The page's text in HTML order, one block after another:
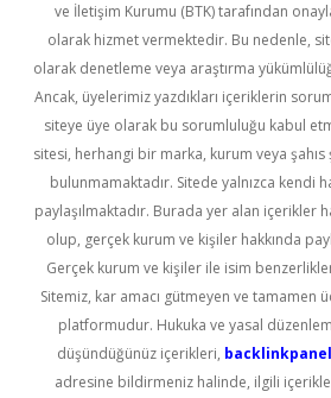
ve İletişim Kurumu (BTK) tarafından
olarak hizmet vermektedir. Bu nedenle,
olarak denetleme veya araştırma
Ancak, üyelerimiz yazdıkları içeriklerin
siteye üye olarak bu sorumluluğu kabul
sitesi, herhangi bir marka, kurum veya şahıs
bulunmamaktadır. Sitede yalnızca kendi
paylaşılmaktadır. Burada yer alan içerikler
olup, gerçek kurum ve kişiler hakkında
Gerçek kurum ve kişiler ile isim
Sitemiz, kar amacı gütmeyen ve tamamen
platformudur. Hukuka ve yasal
düşündüğünüz içerikleri,
adresine bildirmeniz halinde, ilgili